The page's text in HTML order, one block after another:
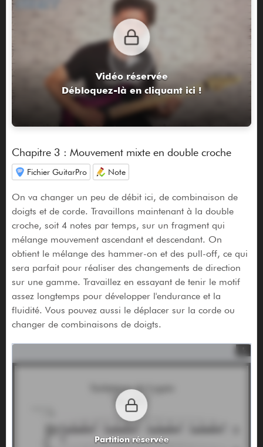
Vidéo réservée
Débloquez-là en cliquant ici !
Chapitre 3 : Mouvement mixte en double croche
Fichier GuitarPro Note
On va changer un peu de débit ici, de combinaison de
doigts et de corde. Travaillons maintenant à la double
croche, soit 4 notes par temps, sur un fragment qui
mélange mouvement ascendant et descendant. On
obtient le mélange des hammer-on et des pull-off, ce qui
sera parfait pour réaliser des changements de direction
sur une gamme. Travaillez en essayant de tenir le motif
assez longtemps pour développer l'endurance et la
fluidité. Vous pouvez aussi le déplacer sur la corde ou
changer de combinaisons de doigts.
Partition réservée